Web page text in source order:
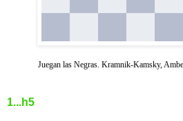
Juegan las Negras. Kramnik-Kamsky,
1...h5